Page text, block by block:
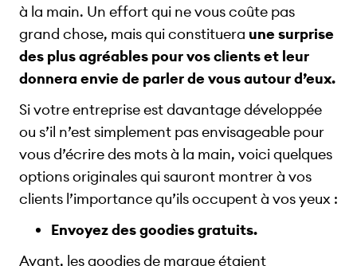
à la main. Un effort qui ne vous coûte pas
grand chose, mais qui constituera une surprise
des plus agréables pour vos clients et leur
donnera envie de parler de vous autour d’eux.
Si votre entreprise est davantage développée
ou s’il n’est simplement pas envisageable pour
vous d’écrire des mots à la main, voici quelques
options originales qui sauront montrer à vos
clients l’importance qu’ils occupent à vos yeux :
Envoyez des goodies gratuits.
Avant, les goodies de marque étaient